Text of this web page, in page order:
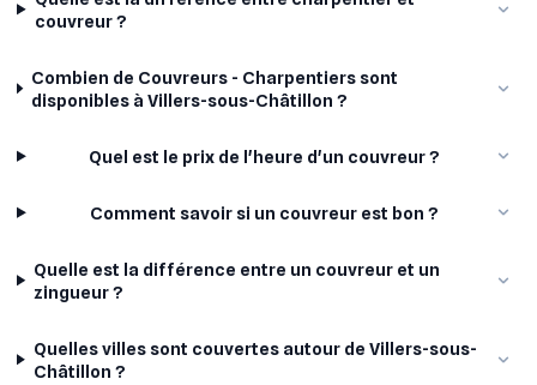
couvreur ?
Combien de Couvreurs - Charpentiers sont
disponibles à Villers-sous-Châtillon ?
Quel est le prix de l'heure d'un couvreur ?
Comment savoir si un couvreur est bon ?
Quelle est la différence entre un couvreur et un
zingueur ?
Quelles villes sont couvertes autour de Villers-sous-
Châtillon ?